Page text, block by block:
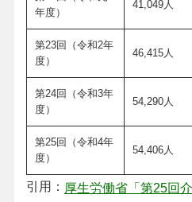
年度）
41,049人
第23回（令和2年
度）
46,415人
第24回（令和3年
度）
54,290人
第25回（令和4年
度）
54,406人
引用： 厚生労働省「第25回